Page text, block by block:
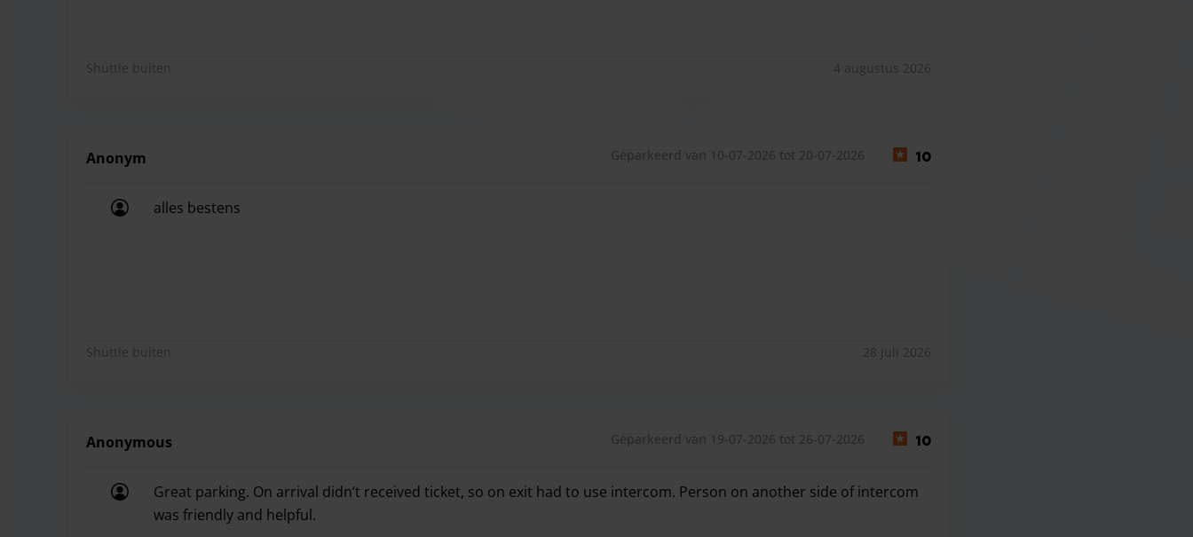
Shuttle buiten 4 augustus 2026
Anonym Geparkeerd van 10-07-2026 tot 20-07-2026 10
alles bestens
Shuttle buiten 28 juli 2026
Anonymous Geparkeerd van 19-07-2026 tot 26-07-2026 10
Great parking. On arrival didn’t received ticket, so on exit had to use intercom. Person on another side of intercom
was friendly and helpful.